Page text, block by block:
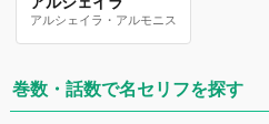
アルシェイラ・アルモニス
巻数・話数で名セリフを探す